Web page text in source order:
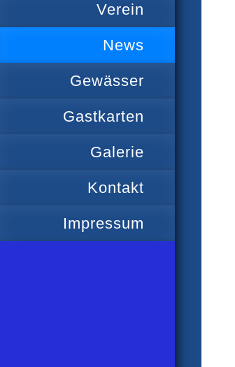
Verein
News
Gewässer
Gastkarten
Galerie
Kontakt
Impressum